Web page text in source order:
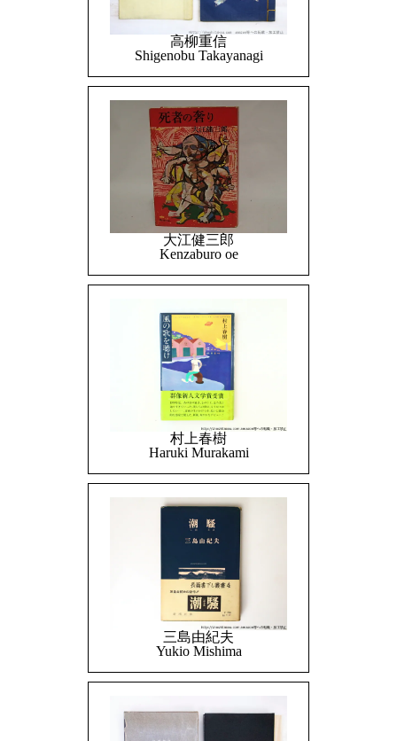
高柳重信
Shigenobu Takayanagi
大江健三郎
Kenzaburo oe
村上春樹
Haruki Murakami
三島由紀夫
Yukio Mishima